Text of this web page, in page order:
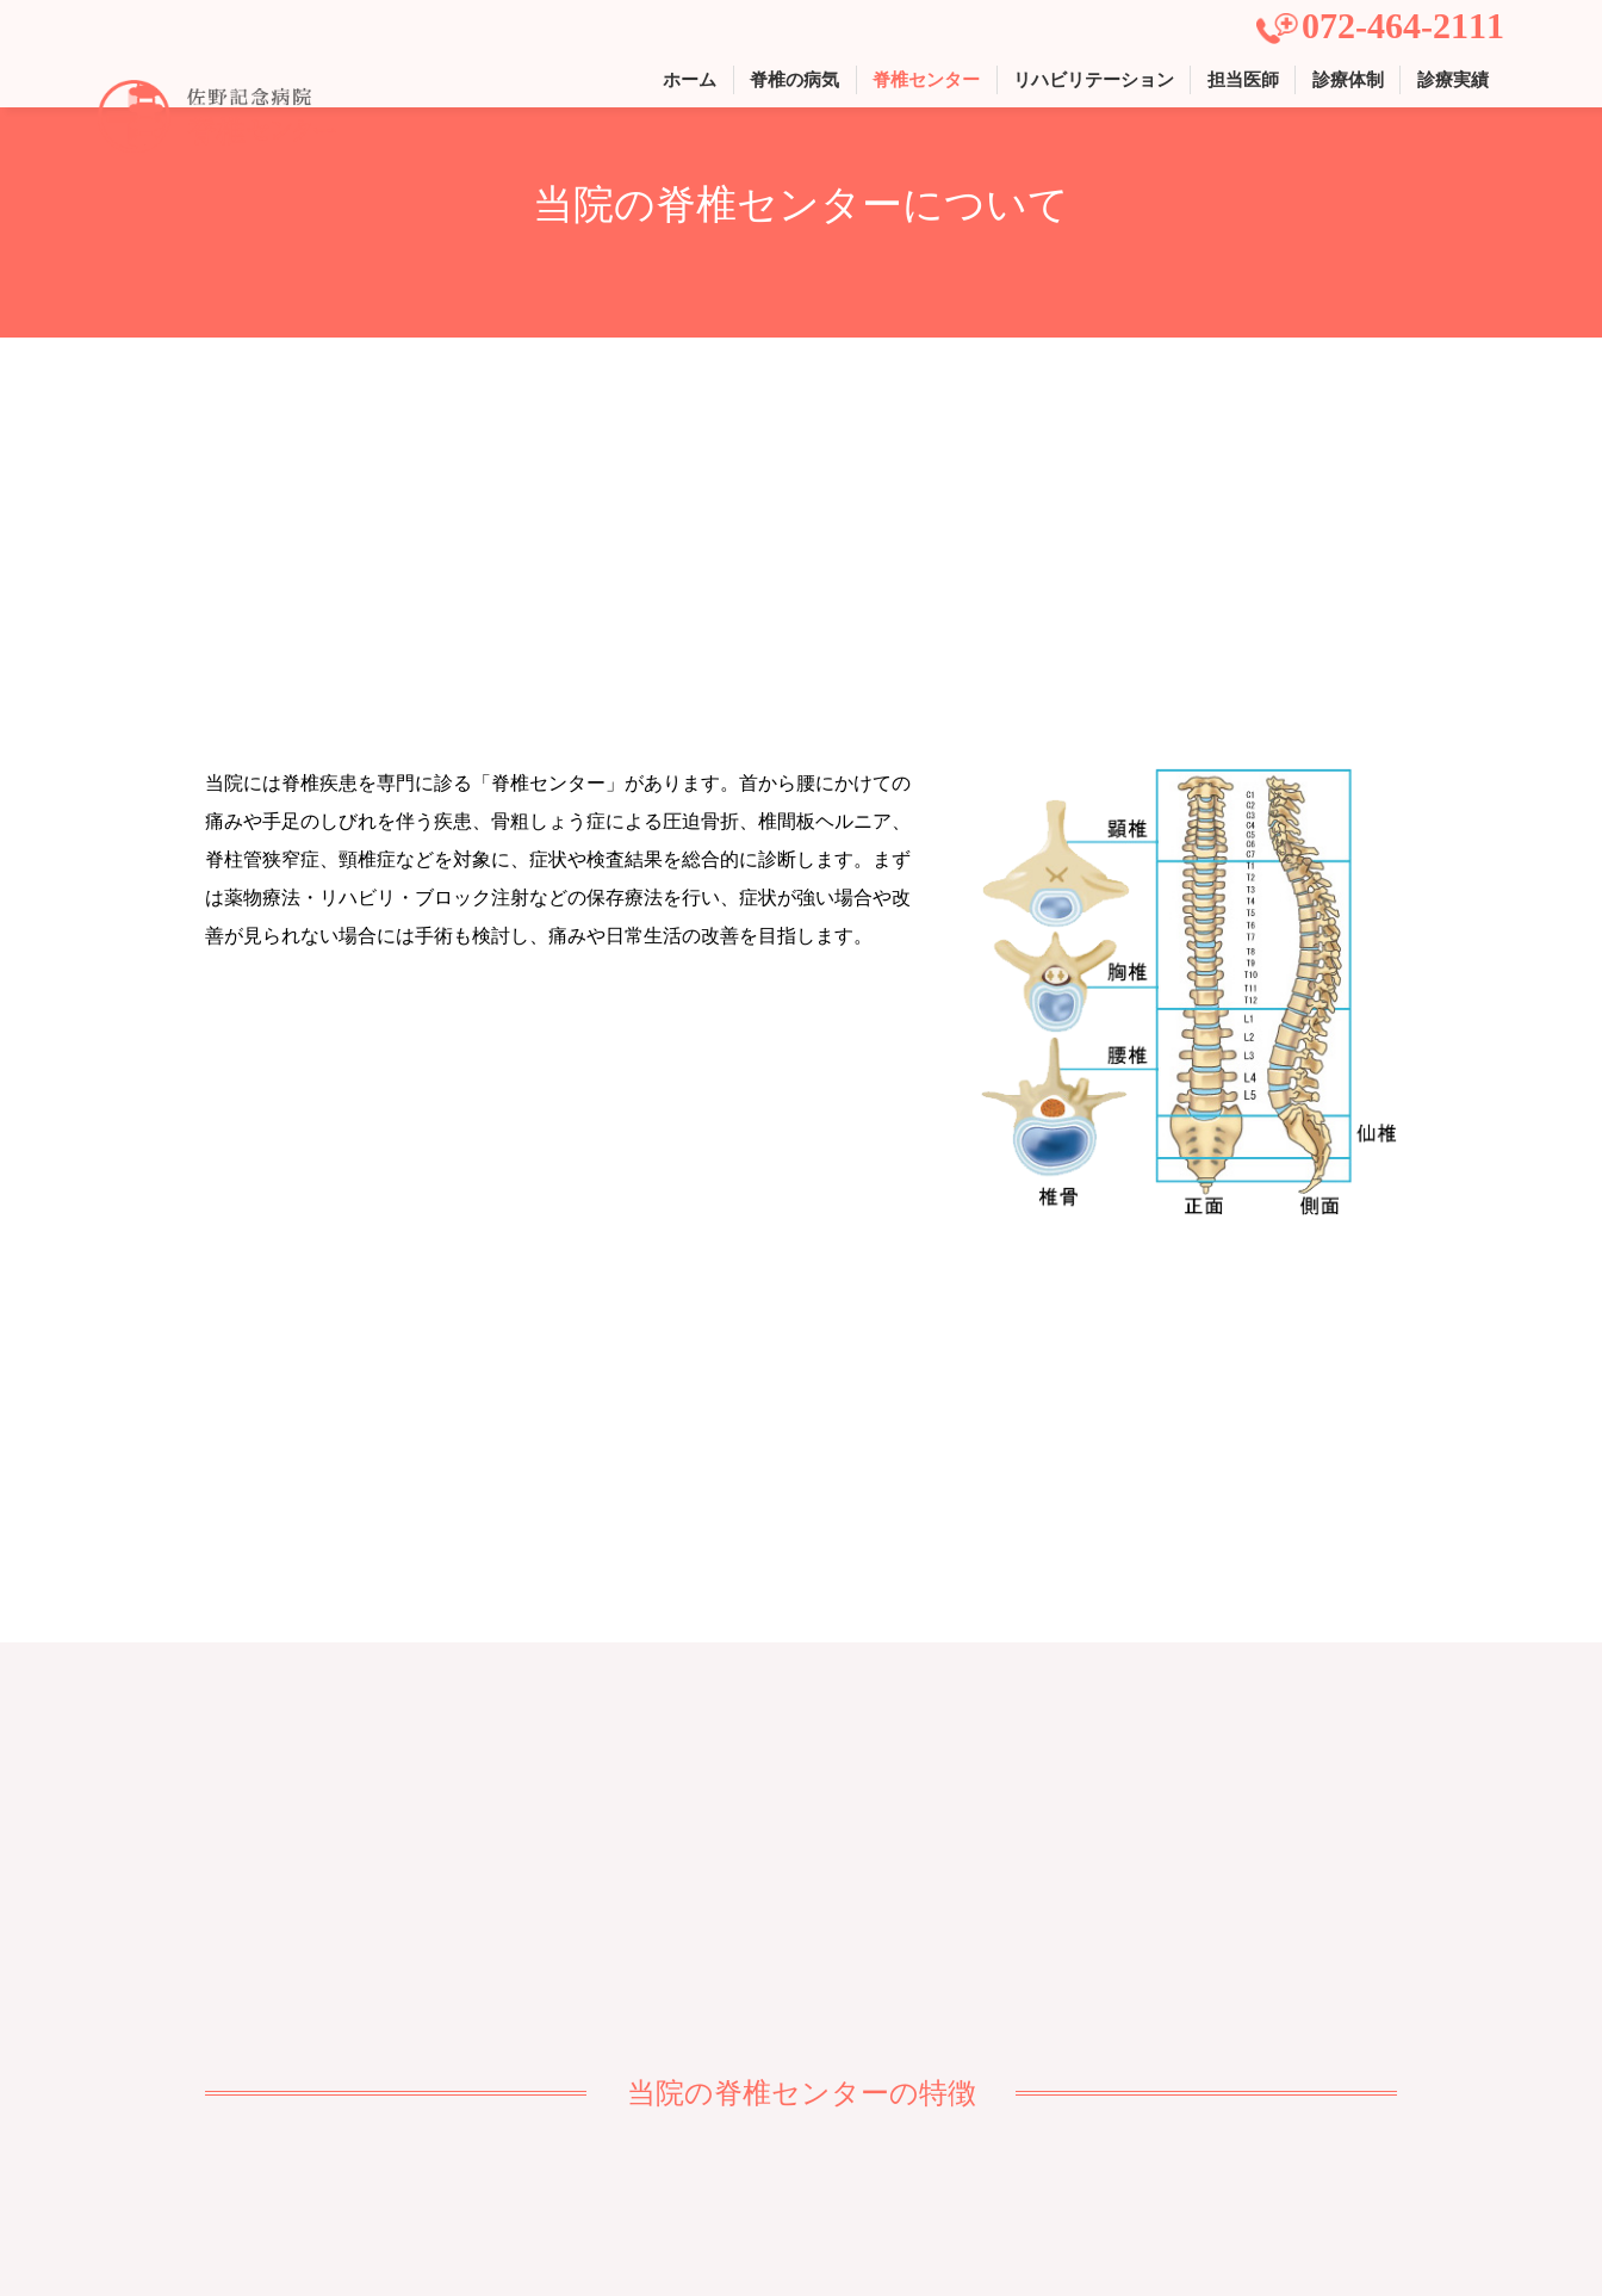
ホーム 脊椎の病気 脊椎センター リハビリテーション 担当医師 診療体制 診療実績
072-464-2111
当院の脊椎センターについて
当院には脊椎疾患を専門に診る「脊椎センター」があります。首から腰にかけての
痛みや手足のしびれを伴う疾患、骨粗しょう症による圧迫骨折、椎間板ヘルニア、
脊柱管狭窄症、頸椎症などを対象に、症状や検査結果を総合的に診断します。まず
は薬物療法・リハビリ・ブロック注射などの保存療法を行い、症状が強い場合や改
善が見られない場合には手術も検討し、痛みや日常生活の改善を目指します。
当院の脊椎センターの特徴